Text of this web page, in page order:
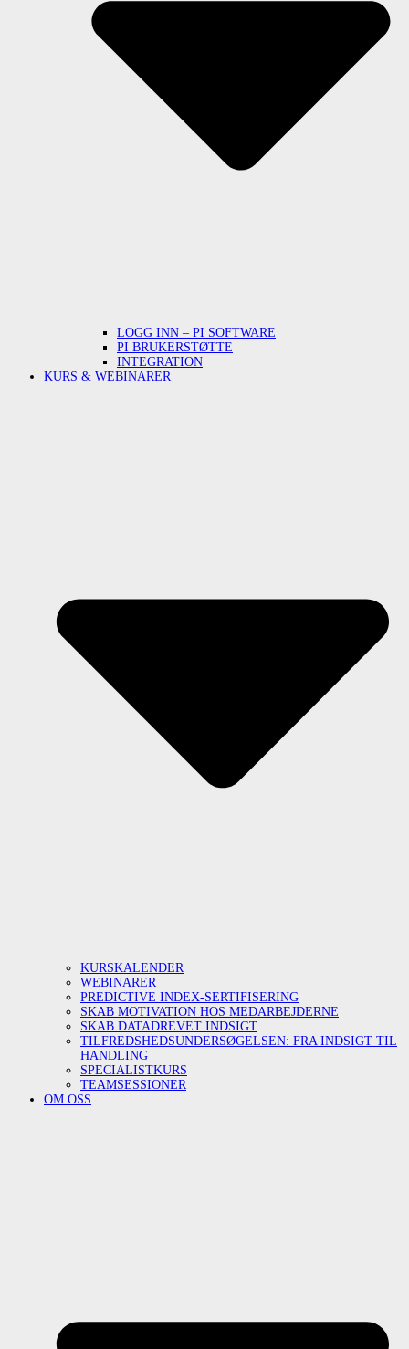
LOGG INN – PI SOFTWARE
PI BRUKERSTØTTE
INTEGRATION
KURS & WEBINARER
KURSKALENDER
WEBINARER
PREDICTIVE INDEX-SERTIFISERING
SKAB MOTIVATION HOS MEDARBEJDERNE
SKAB DATADREVET INDSIGT
TILFREDSHEDSUNDERSØGELSEN: FRA INDSIGT TIL
HANDLING
SPECIALISTKURS
TEAMSESSIONER
OM OSS